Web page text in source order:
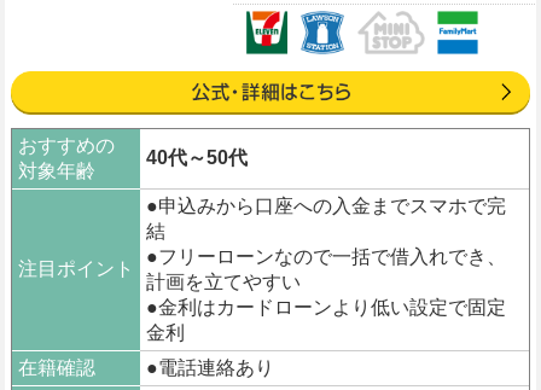
おすすめの
対象年齢
40代～50代
注目ポイント
●申込みから口座への入金までスマホで完
結
●フリーローンなので一括で借入れでき、
計画を立てやすい
●金利はカードローンより低い設定で固定
金利
在籍確認
●電話連絡あり